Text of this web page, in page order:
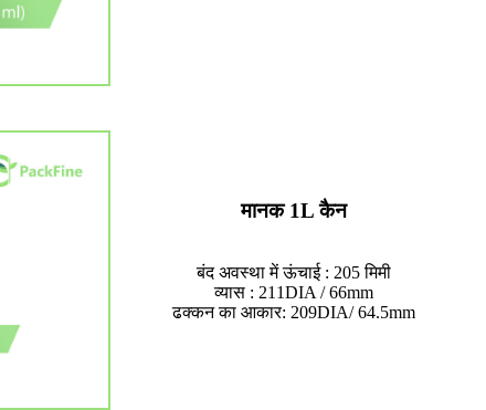
मानक 1L कैन
बंद अवस्था में ऊंचाई : 205 मिमी
व्यास : 211DIA / 66mm
ढक्कन का आकार: 209DIA/ 64.5mm